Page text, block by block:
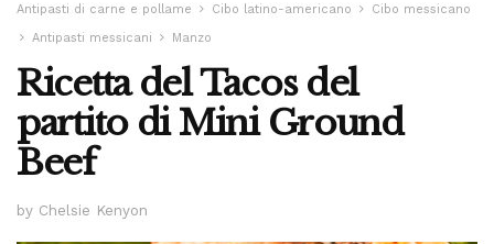
Antipasti di carne e pollame Cibo latino-americano
Cibo messicano
Antipasti messicani
Manzo
Ricetta del Tacos del
partito di Mini Ground
Beef
by Chelsie Kenyon